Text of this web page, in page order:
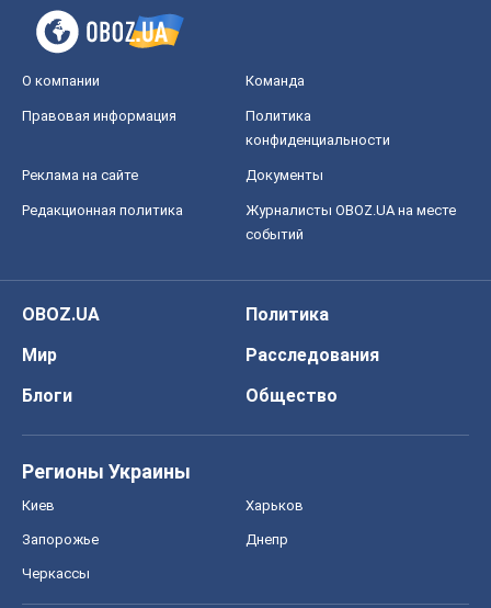
О компании Команда
Правовая информация
Политика
конфиденциальности
Реклама на сайте Документы
Редакционная политика
Журналисты OBOZ.UA на месте
событий
OBOZ.UA
Политика
Мир
Расследования
Блоги
Общество
Регионы Украины
Киев Харьков
Запорожье Днепр
Черкассы